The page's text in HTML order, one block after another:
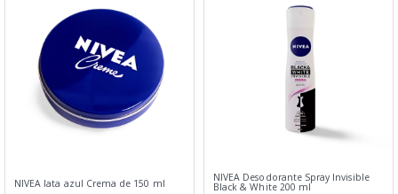
NIVEA lata azul Crema de 150 ml NIVEA Desodorante Spray Invisible
Black & White 200 ml